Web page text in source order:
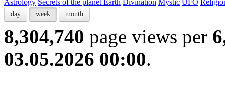
Astrology Secrets of the planet Earth Divination Mystic UFO
day week month
8,304,740 page views per
03.05.2026 00:00.